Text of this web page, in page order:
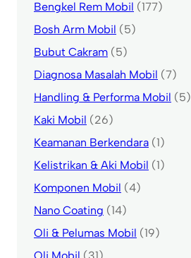
Bengkel Rem Mobil (177)
Bosh Arm Mobil (5)
Bubut Cakram (5)
Diagnosa Masalah Mobil (7)
Handling & Performa Mobil (5)
Kaki Mobil (26)
Keamanan Berkendara (1)
Kelistrikan & Aki Mobil (1)
Komponen Mobil (4)
Nano Coating (14)
Oli & Pelumas Mobil (19)